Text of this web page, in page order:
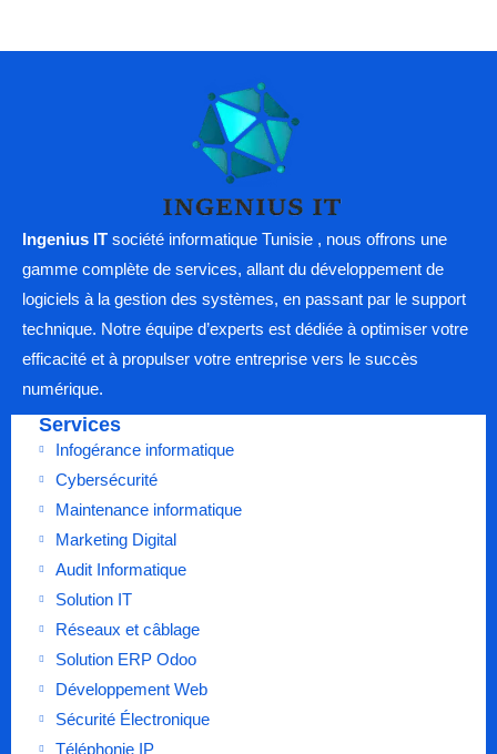
Ingenius IT société informatique Tunisie , nous offrons une
gamme complète de services, allant du développement de
logiciels à la gestion des systèmes, en passant par le support
technique. Notre équipe d’experts est dédiée à optimiser votre
efficacité et à propulser votre entreprise vers le succès
numérique.
Services
Infogérance informatique
Cybersécurité
Maintenance informatique
Marketing Digital
Audit Informatique
Solution IT
Réseaux et câblage
Solution ERP Odoo
Développement Web
Sécurité Électronique
Téléphonie IP